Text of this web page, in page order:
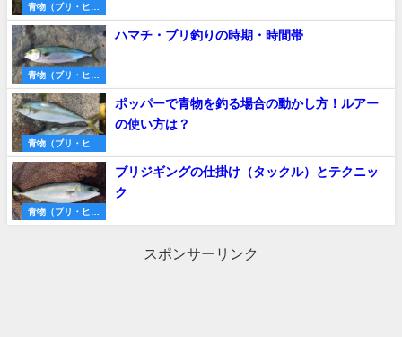
青物（ブリ・ヒラ
マサ・サワラな
ど）
青物（ブリ・ヒラ
マサ・サワラな
ど）
ハマチ・ブリ釣りの時期・時間帯
青物（ブリ・ヒラ
マサ・サワラな
ど）
ポッパーで青物を釣る場合の動かし方！ルアー
の使い方は？
青物（ブリ・ヒラ
マサ・サワラな
ブリジギングの仕掛け（タックル）とテクニッ
ク
スポンサーリンク